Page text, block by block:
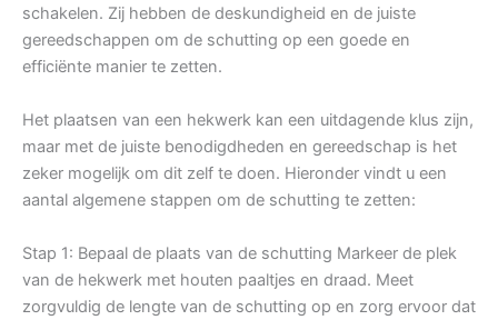
schakelen. Zij hebben de deskundigheid en de juiste
gereedschappen om de schutting op een goede en
efficiënte manier te zetten.
Het plaatsen van een hekwerk kan een uitdagende klus zijn,
maar met de juiste benodigdheden en gereedschap is het
zeker mogelijk om dit zelf te doen. Hieronder vindt u een
aantal algemene stappen om de schutting te zetten:
Stap 1: Bepaal de plaats van de schutting Markeer de plek
van de hekwerk met houten paaltjes en draad. Meet
zorgvuldig de lengte van de schutting op en zorg ervoor dat